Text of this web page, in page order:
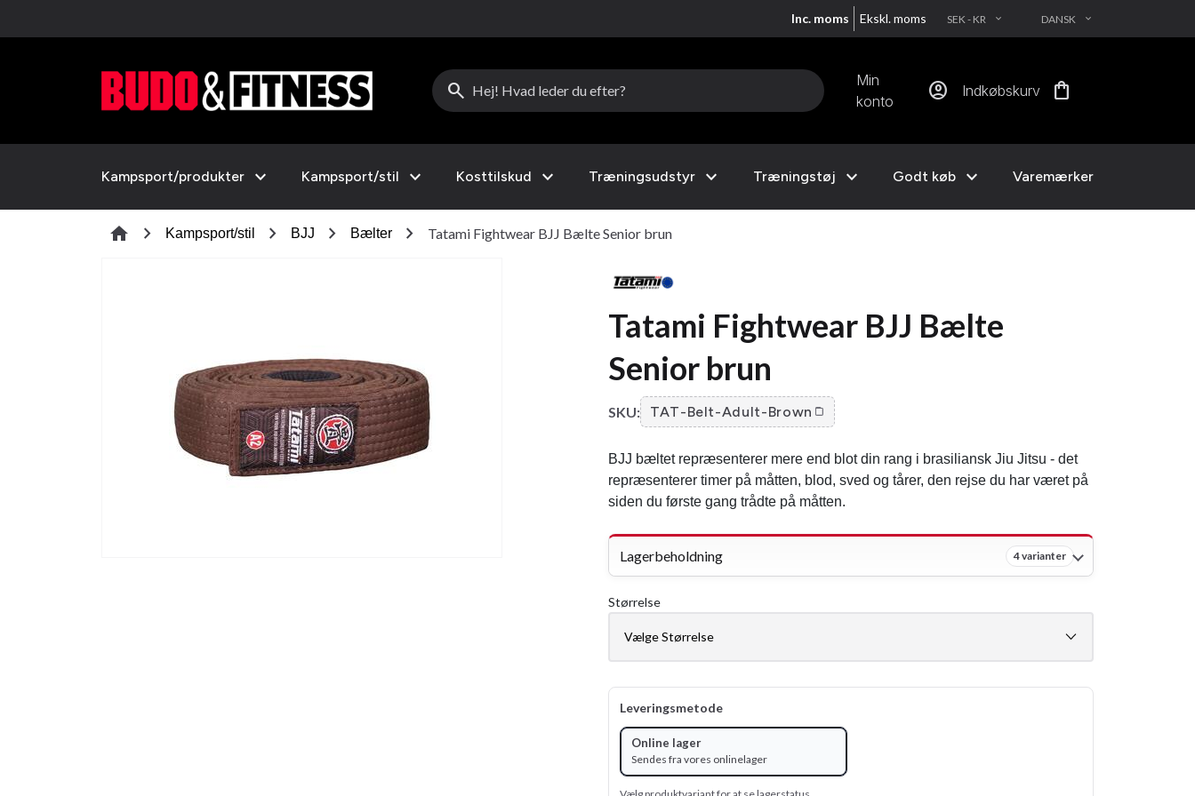
Inc. moms Ekskl. moms SEK - KR EXPAND_MORE DANSK EXPAND_MORE
search
Min
konto
account_circle Indkøbskurv shopping_bag
Kampsport/produkter expand_more Kampsport/stil expand_more Kosttilskud expand_more Træningsudstyr expand_more Træningstøj expand_more Godt køb expand_more Varemærker
home chevron_right Kampsport/stil chevron_right BJJ chevron_right Bælter chevron_right Tatami Fightwear BJJ Bælte Senior brun
Tatami Fightwear BJJ Bælte
Senior brun
SKU: TAT-Belt-Adult-Brown
BJJ bæltet repræsenterer mere end blot din rang i brasiliansk Jiu Jitsu - det
repræsenterer timer på måtten, blod, sved og tårer, den rejse du har været på
siden du første gang trådte på måtten.
Lagerbeholdning 4 varianter
Størrelse
Leveringsmetode
Online lager
Sendes fra vores onlinelager